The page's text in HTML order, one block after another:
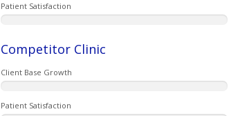
Patient Satisfaction
Competitor Clinic
Client Base Growth
Patient Satisfaction